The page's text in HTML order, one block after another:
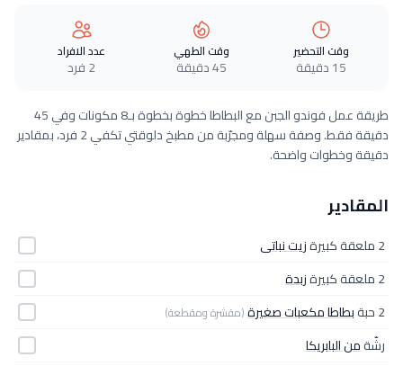
وقت التحضير
15 دقيقة
وقت الطهي
45 دقيقة
عدد الافراد
2 فرد
طريقة عمل فوندو الجبن مع البطاطا خطوة بخطوة بـ8 مكونات وفي 45
دقيقة فقط. وصفة سهلة ومجرّبة من مطبخ دلوقتي تكفي 2 فرد، بمقادير
دقيقة وخطوات واضحة.
المقادير
2 ملعقة كبيرة
زيت نباتى
2 ملعقة كبيرة
زبدة
2 حبة
بطاطا مكعبات صغيرة(مقشرة ومقطعة)
رشّةمن البابريكا